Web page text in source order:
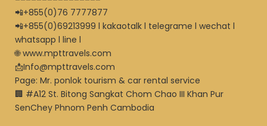
📲+855(0)76 7777877
📲+855(0)69213999 l kakaotalk l telegrame l wechat l
whatsapp l line l
🌐 www.mpttravels.com
📩Info@mpttravels.com
Page: Mr. ponlok tourism & car rental service
🏢 #A12 St. Bitong Sangkat Chom Chao III Khan Pur
SenChey Phnom Penh Cambodia